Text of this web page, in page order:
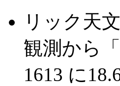
リック天
観測から
1613 に